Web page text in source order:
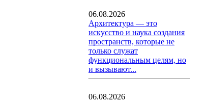
06.08.2026
Архитектура — это
искусство и наука создания
пространств, которые не
только служат
функциональным целям, но
и вызывают...
06.08.2026